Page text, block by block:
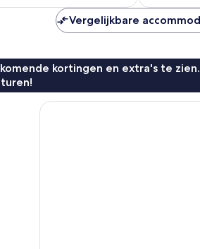
Vergelijkbare
kortingen en extra's te zien.